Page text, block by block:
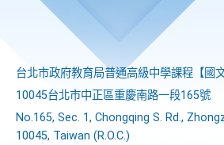
台北市政府教育局普通高級中學課程​【​國
10045台北市中正區重慶南路一段165號
No.165, Sec. 1, Chongqing S. Rd.,
10045, Taiwan (R.O.C.)